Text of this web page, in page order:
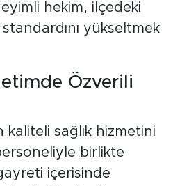
hekim, ilçedeki
yükseltmek
Özverili
kaliteli sağlık hizmetini
birlikte
içerisinde